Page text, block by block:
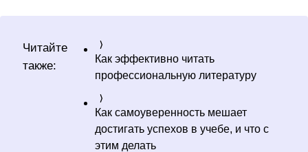
Читайте
также:
Как эффективно читать
профессиональную литературу
Как самоуверенность мешает
достигать успехов в учебе, и что с
этим делать